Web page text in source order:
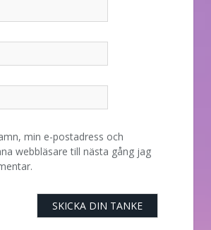
min e-postadress och
webbläsare till nästa gång jag